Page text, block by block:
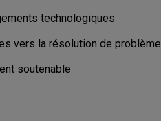
technologiques
vers la résolution de
soutenable